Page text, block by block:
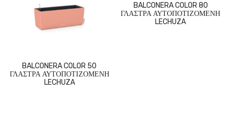
BALCONERA COLOR 50
ΓΛΑΣΤΡΑ ΑΥΤΟΠΟΤΙΖΟΜΕΝΗ
LECHUZA
BALCONERA COLOR 80
ΓΛΑΣΤΡΑ ΑΥΤΟΠΟΤΙΖΟΜΕΝΗ
LECHUZA